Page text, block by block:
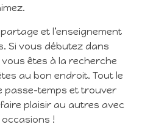
et l’enseignement
Si vous débutez dans
êtes à la recherche
au bon endroit. Tout le
passe-temps et trouver
plaisir au autres avec
!